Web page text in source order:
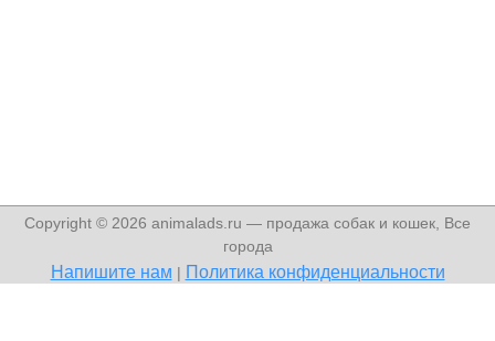
Copyright © 2026 animalads.ru — продажа собак и кошек, Все
города
Напишите нам Политика конфиденциальности